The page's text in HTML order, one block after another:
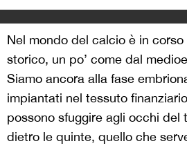
Nel mondo del calcio è in
storico, un po’ come dal
Siamo ancora alla fase
impiantati nel tessuto
possono sfuggire agli occhi del
dietro le quinte, quello che